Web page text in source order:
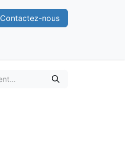
Contactez-nous